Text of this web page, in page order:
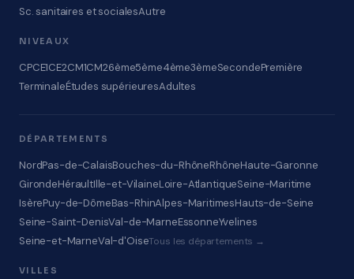
Sc. sanitaires et socialesAutre
NIVEAUX
CPCE1CE2CM1CM26ème5ème4ème3èmeSecondePremière
TerminaleÉtudes supérieuresAdultes
DÉPARTEMENTS
NordPas-de-CalaisBouches-du-RhôneRhôneHaute-Garonne
GirondeHéraultIlle-et-VilaineLoire-AtlantiqueSeine-Maritime
IsèrePuy-de-DômeBas-RhinAlpes-MaritimesHauts-de-Seine
Seine-Saint-DenisVal-de-MarneEssonneYvelines
Seine-et-MarneVal-d'OiseTous les départements →
VILLES